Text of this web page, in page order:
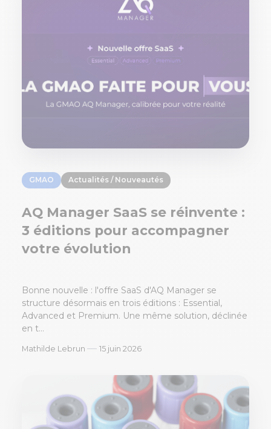
GMAO Actualités / Nouveautés
AQ Manager SaaS se réinvente :
3 éditions pour accompagner
votre évolution
Bonne nouvelle : l'offre SaaS d'AQ Manager se
structure désormais en trois éditions : Essential,
Advanced et Premium. Une même solution, déclinée
en t...
Mathilde Lebrun — 15 juin 2026